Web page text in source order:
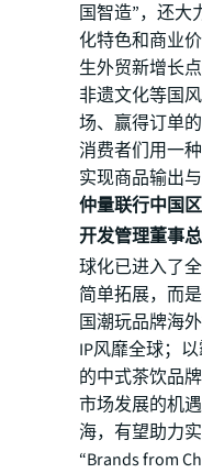
国智造”，还大
化特色和商业
生外贸新增长
非遗文化等国
场、赢得订单
消费者们用一
实现商品输出
仲量联行中国
开发管理董事
球化已进入了
简单拓展，而
国潮玩品牌海
IP风靡全球；
的中式茶饮品
市场发展的机
海，有望助力
“Brands from